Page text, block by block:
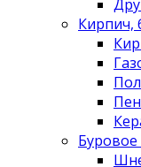
Кирпич,